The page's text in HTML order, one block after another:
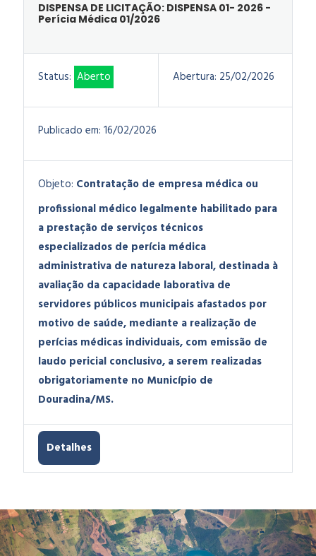
DISPENSA DE LICITAÇÃO: DISPENSA 01- 2026 -
Perícia Médica 01/2026
Status: Aberto Abertura: 25/02/2026
Publicado em: 16/02/2026
Objeto: Contratação de empresa médica ou
profissional médico legalmente habilitado para
a prestação de serviços técnicos
especializados de perícia médica
administrativa de natureza laboral, destinada à
avaliação da capacidade laborativa de
servidores públicos municipais afastados por
motivo de saúde, mediante a realização de
perícias médicas individuais, com emissão de
laudo pericial conclusivo, a serem realizadas
obrigatoriamente no Município de
Douradina/MS.
Detalhes